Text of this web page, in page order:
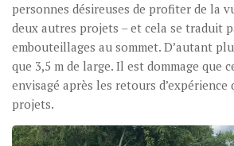
personnes désireuses de profiter de la
deux autres projets – et cela se traduit
embouteillages au sommet. D’autant
que 3,5 m de large. Il est dommage que
envisagé après les retours d’expérience
projets.